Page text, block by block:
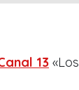
13 «Los